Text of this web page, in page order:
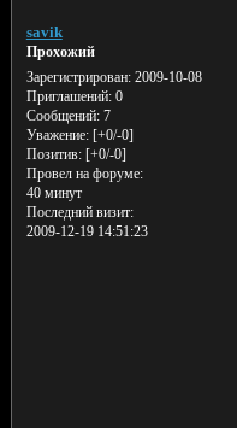
savik
Прохожий
Зарегистрирован: 2009-10-08
Приглашений:0
Сообщений:7
Уважение: [+0/-0]
Позитив: [+0/-0]
Провел на форуме:
40 минут
Последний визит:
2009-12-19 14:51:23